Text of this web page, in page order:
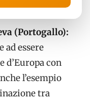
(Portogallo):
ad essere
d’Europa con
l’esempio
tra